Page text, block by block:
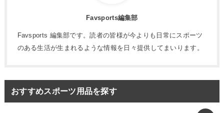
Favsports編集部
Favsports 編集部です。読者の皆様が今よりも日常にスポーツ
のある生活が生まれるような情報を日々提供してまいります。
おすすめスポーツ用品を探す